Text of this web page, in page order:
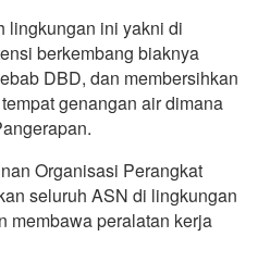
lingkungan ini yakni di
berkembang biaknya
DBD, dan membersihkan
genangan air dimana
Organisasi Perangkat
seluruh ASN di lingkungan
membawa peralatan kerja